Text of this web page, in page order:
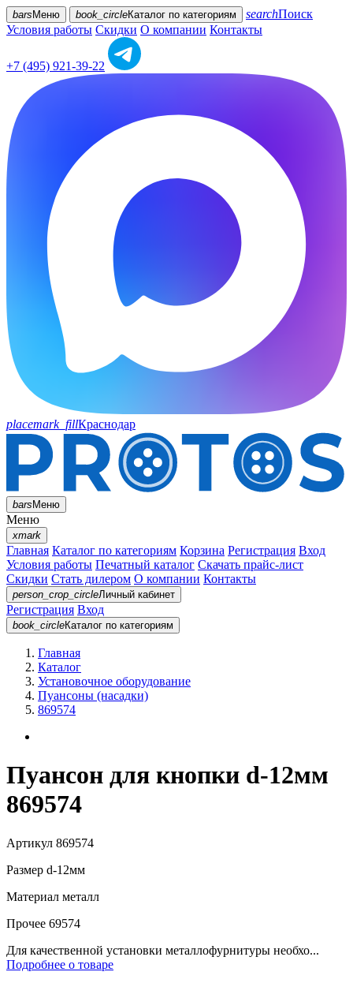
bars Меню book_circleКаталог по категориям searchПоиск
Условия работы Скидки О компании Контакты
+7 (495) 921-39-22
placemark_fillКраснодар
barsМеню
Меню
xmark
Главная Каталог по категориям Корзина Регистрация Вход
Условия работы Печатный каталог Скачать прайс-лист
Скидки Стать дилером О компании Контакты
person_crop_circleЛичный кабинет
Регистрация Вход
book_circleКаталог по категориям
Главная
Каталог
Установочное оборудование
Пуансоны (насадки)
869574
Пуансон для кнопки d-12мм
869574
Артикул 869574
Размер d-12мм
Материал металл
Прочее 69574
Для качественной установки металлофурнитуры необхо...
Подробнее о товаре